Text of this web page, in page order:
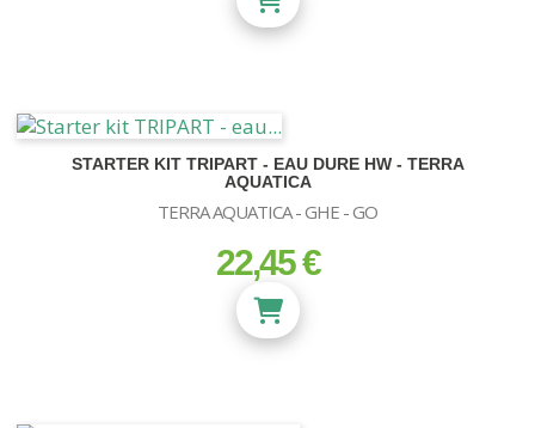
STARTER KIT TRIPART - EAU DURE HW - TERRA
AQUATICA
TERRA AQUATICA - GHE - GO
prix
22,45 €